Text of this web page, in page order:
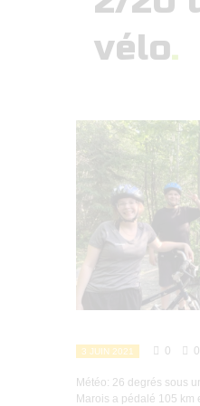
vélo
3 JUIN 2021 0 0
Météo: 26 degrés sous
Marois a pédalé 105 km